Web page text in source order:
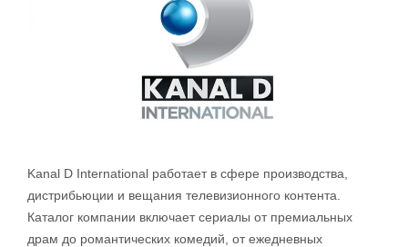
Kanal D International работает в сфере производства,
дистрибьюции и вещания телевизионного контента.
Каталог компании включает сериалы от премиальных
драм до романтических комедий, от ежедневных